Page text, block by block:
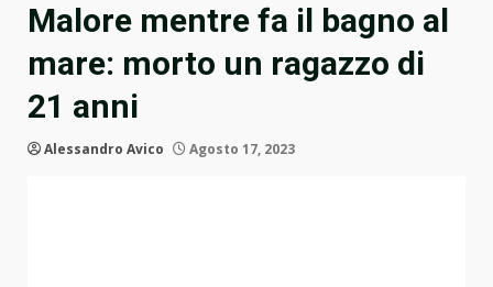
Malore mentre fa il bagno al
mare: morto un ragazzo di
21 anni
Alessandro Avico Agosto 17, 2023